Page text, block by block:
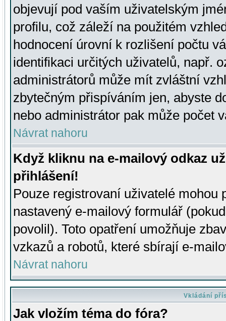
objevují pod vaším uživatelským
profilu, což záleží na použitém
hodnocení úrovní k rozlišení počtu
identifikaci určitých uživatelů, např.
administrátorů může mít zvláštní
zbytečným přispíváním jen, abyste
nebo administrátor pak může počet
Návrat nahoru
Když kliknu na e-mailový odkaz
přihlášení!
Pouze registrovaní uživatelé mohou
nastavený e-mailový formulář
povolil). Toto opatření umožňuje
vzkazů a robotů, které sbírají e-
Návrat nahoru
Vkládání
Jak vložím téma do fóra?